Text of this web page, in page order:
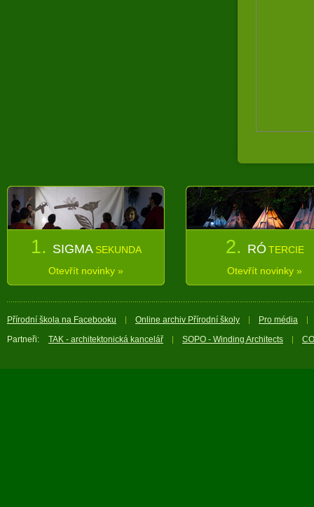
1. SIGMA SEKUNDA
Otevřít novinky »
2. RÓ TERCIE
Otevřít novinky »
Přírodní škola na Facebooku Online archiv Přírodní školy
Pro média
Partneři:
TAK - architektonická kancelář SOPO - Winding Architects